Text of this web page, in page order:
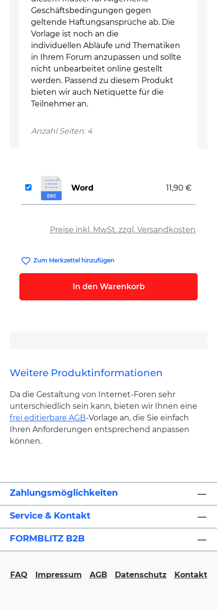
Geschäftsbedingungen gegen
geltende Haftungsansprüche ab. Die
Vorlage ist noch an die
individuellen Abläufe und Thematiken
in Ihrem Forum anzupassen und sollte
nicht unbearbeitet online gestellt
werden. Passend zu diesem Produkt
bieten wir auch Netiquette für die
Teilnehmer an.
Anzahl Seiten: 4
Preise inkl. MwSt. zzgl. Versandkosten
Word 11,90 €
Zum Merkzettel hinzufügen
In den Warenkorb
Weitere Produktinformationen
Da die Gestaltung von Internet-Foren sehr
unterschiedlich sein kann, bieten wir Ihnen eine
frei editierbare AGB-Vorlage an, die Sie einfach
Ihren Anforderungen entsprechend anpassen
können.
Zahlungsmöglichkeiten
Service & Kontakt
FORMBLITZ B2B
FAQ Impressum AGB Datenschutz Kontakt